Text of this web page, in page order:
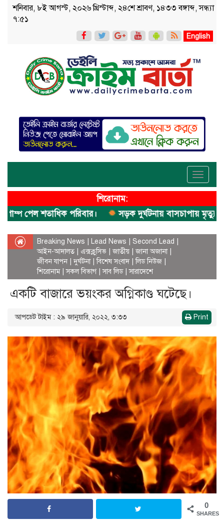
শনিবার, ৮ই আগস্ট, ২০২৬ খ্রিস্টাব্দ, ২৪শে শ্রাবণ, ১৪৩৩ বঙ্গাব্দ, সন্ধ্যা
৭:৫১
English
Toggle
শিরোনাম:
পেল শতাধিক পরিবার।
সড়ক দুর্ঘটনায় বাসচাপায় মৃত্যুর ঘটনা।
Breaking News Lead News Second Lead
আইন-আদালত
এক্সক্লুসিভ |জাতীয় |জানা অজানা|
জীবন যাপন |দুর্ঘটনা|বিশেষ সংবাদ|লিড নিউজ
শিরোনাম|সকল বিভাগ|সাব লিড|সারাদেশে
একটি বাজারে ভয়ংকর অগ্নিকাণ্ড ঘটেছে।
আপডেট টাইম : ২৯ জানুয়ারি, ২০২২, ৩:৩৩ Print
0
SHARES